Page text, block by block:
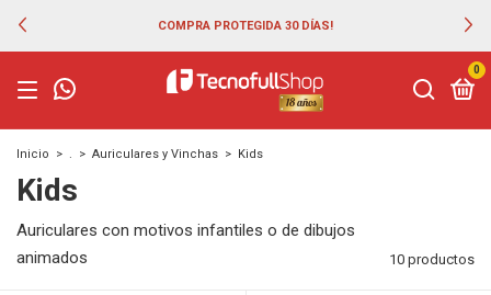
COMPRA PROTEGIDA 30 DÍAS!
0
Inicio > . > Auriculares y Vinchas > Kids
Kids
Auriculares con motivos infantiles o de dibujos
animados
10 productos